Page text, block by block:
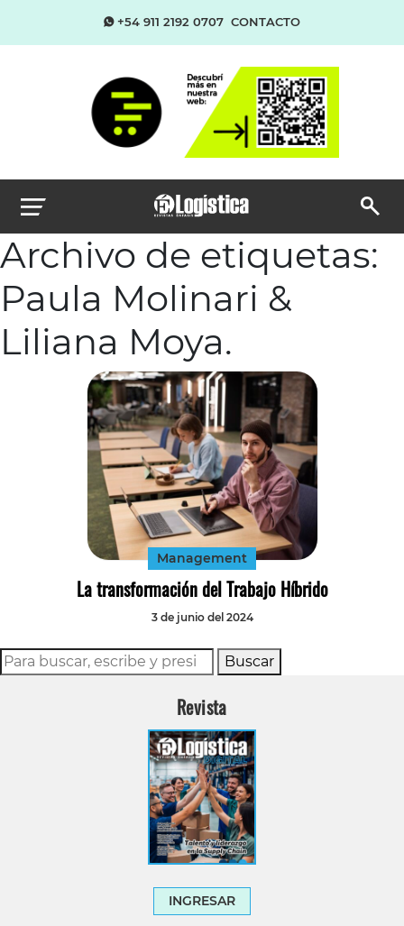
+54 911 2192 0707 CONTACTO
Archivo de etiquetas:
Paula Molinari &
Liliana Moya.
Management
La transformación del Trabajo Híbrido
3 de junio del 2024
Buscar
Revista
INGRESAR